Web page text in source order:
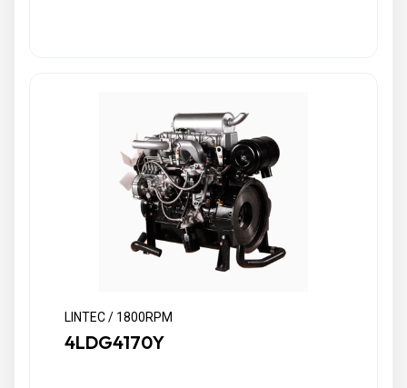
LINTEC / 1800RPM
4LDG4170Y